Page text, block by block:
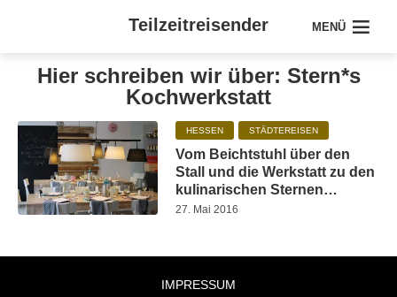
Teilzeitreisender MENÜ
Hier schreiben wir über: Stern*s
Kochwerkstatt
HESSEN STÄDTEREISEN
Vom Beichtstuhl über den
Stall und die Werkstatt zu den
kulinarischen Sternen…
27. Mai 2016
IMPRESSUM